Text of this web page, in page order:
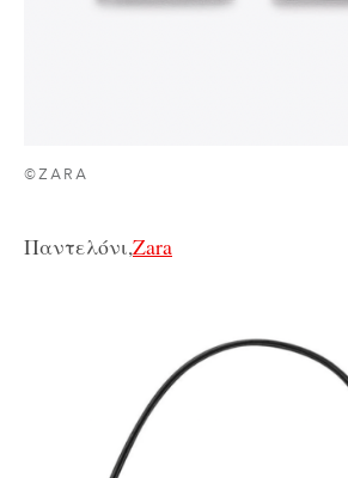
©ZARA
Παντελόνι,Zara